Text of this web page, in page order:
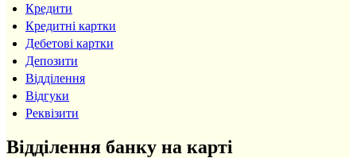
Кредити
Кредитні картки
Дебетові картки
Депозити
Відділення
Відгуки
Реквізити
Відділення банку на карті